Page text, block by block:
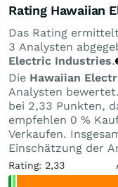
Rating Hawaiian
Das Rating
3 Analysten
Electric Industries.
Die Hawaiian
Analysten
bei 2,33 Punkten,
empfehlen 0 %
Verkaufen.
Einschätzung der
Rating: 2,33